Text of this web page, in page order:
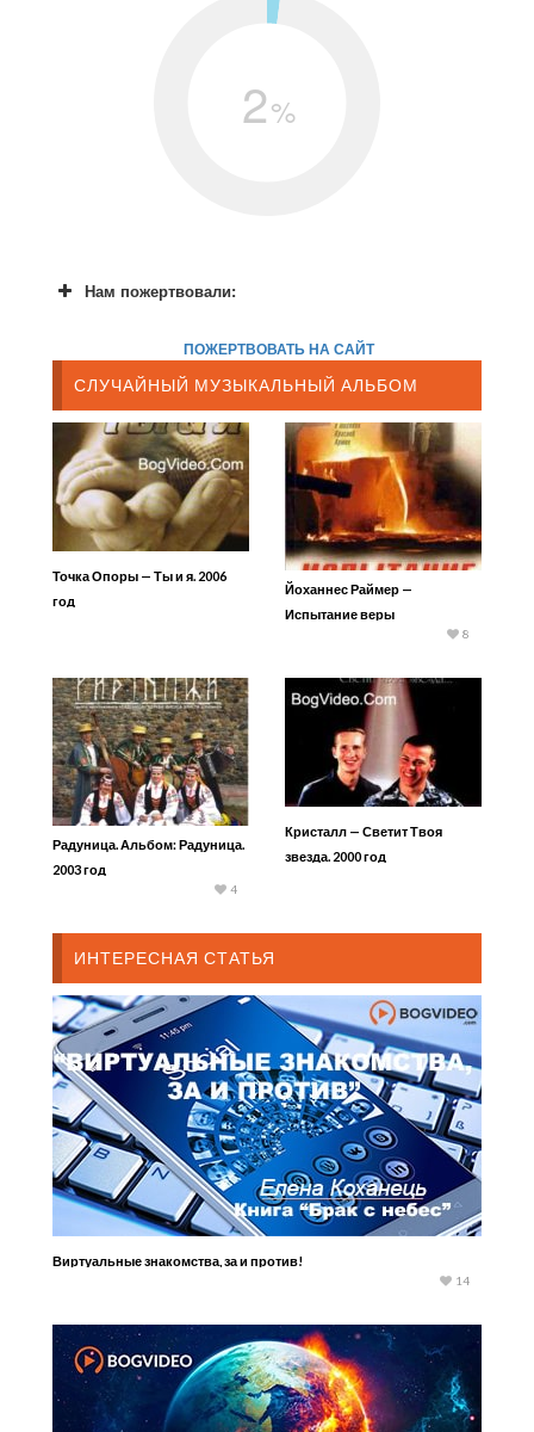
2%
Нам пожертвовали:
ПОЖЕРТВОВАТЬ НА САЙТ
СЛУЧАЙНЫЙ МУЗЫКАЛЬНЫЙ АЛЬБОМ
Точка Опоры — Ты и я. 2006
год
Йоханнес Раймер —
Испытание веры
8
Радуница. Альбом: Радуница.
2003 год
4
Кристалл — Светит Твоя
звезда. 2000 год
ИНТЕРЕСНАЯ СТАТЬЯ
Виртуальные знакомства, за и против!
14